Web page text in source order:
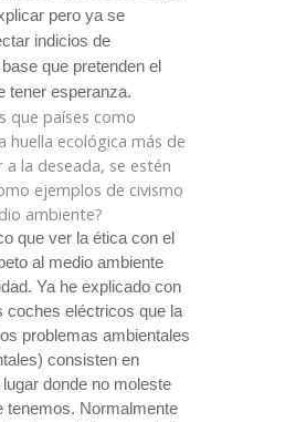
pero ya se
indicios de
que pretenden el
tener esperanza.
que países como
huella ecológica más de
a la deseada, se estén
ejemplos de civismo
ambiente?
que ver la ética con el
al medio ambiente
Ya he explicado con
coches eléctricos que la
problemas ambientales
consisten en
donde no moleste
tenemos. Normalmente